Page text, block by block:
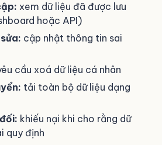
xem dữ liệu đã được lưu
hoặc API)
cập nhật thông tin sai
cầu xoá dữ liệu cá nhân
tải toàn bộ dữ liệu dạng
khiếu nại khi cho rằng dữ
quy định